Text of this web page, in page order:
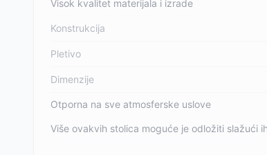
Visok kvalitet materijala i izrade
Konstrukcija
Pletivo
Dimenzije
Otporna na sve atmosferske uslove
Više ovakvih stolica moguće je odložiti slažući